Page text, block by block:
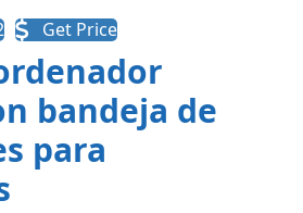
Get Price
bandeja de
para